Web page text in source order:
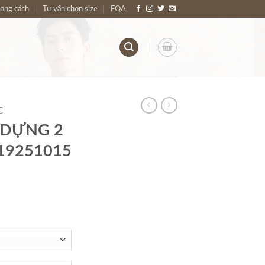
cách Tư vấn chọn size FQA
2